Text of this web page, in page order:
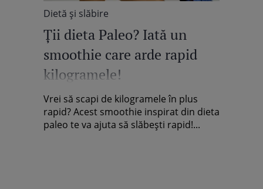
Dietă şi slăbire
Ţii dieta Paleo? Iată un
smoothie care arde rapid
kilogramele!
Vrei să scapi de kilogramele în plus
rapid? Acest smoothie inspirat din dieta
paleo te va ajuta să slăbeşti rapid!...